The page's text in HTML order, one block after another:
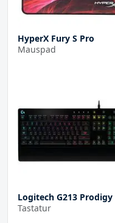
HyperX Fury S Pro
Mauspad
Logitech G213 Prodigy
Tastatur